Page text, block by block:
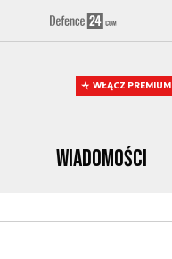
WŁĄCZ PREMIUM
Wiadomości